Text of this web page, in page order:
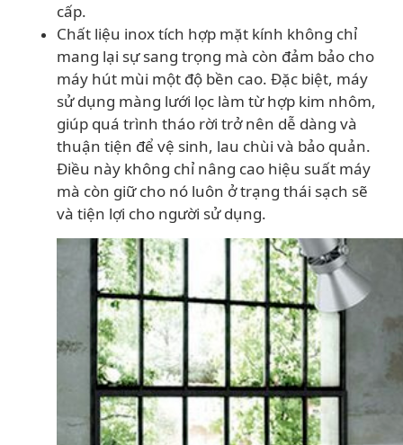
cấp.
Chất liệu inox tích hợp mặt kính không chỉ
mang lại sự sang trọng mà còn đảm bảo cho
máy hút mùi một độ bền cao. Đặc biệt, máy
sử dụng màng lưới lọc làm từ hợp kim nhôm,
giúp quá trình tháo rời trở nên dễ dàng và
thuận tiện để vệ sinh, lau chùi và bảo quản.
Điều này không chỉ nâng cao hiệu suất máy
mà còn giữ cho nó luôn ở trạng thái sạch sẽ
và tiện lợi cho người sử dụng.